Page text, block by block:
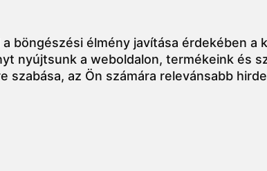
böngészési élmény javítása érdekében a
nyújtsunk a weboldalon,termékeink és
szabása,az Ön számára relevánsabb